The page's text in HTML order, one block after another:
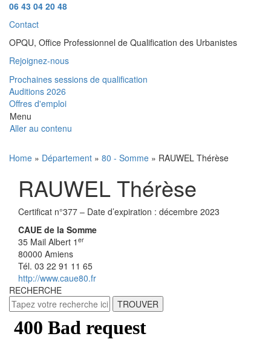
06 43 04 20 48
Contact
OPQU, Office Professionnel de Qualification des Urbanistes
Rejoignez-nous
Prochaines sessions de qualification
Auditions 2026
Offres d'emploi
Menu
Aller au contenu
Home » Département » 80 - Somme » RAUWEL Thérèse
RAUWEL Thérèse
Certificat n°377 – Date d’expiration : décembre 2023
CAUE de la Somme
35 Mail Albert 1 er
80000 Amiens
Tél. 03 22 91 11 65
http://www.caue80.fr
RECHERCHE
TROUVER